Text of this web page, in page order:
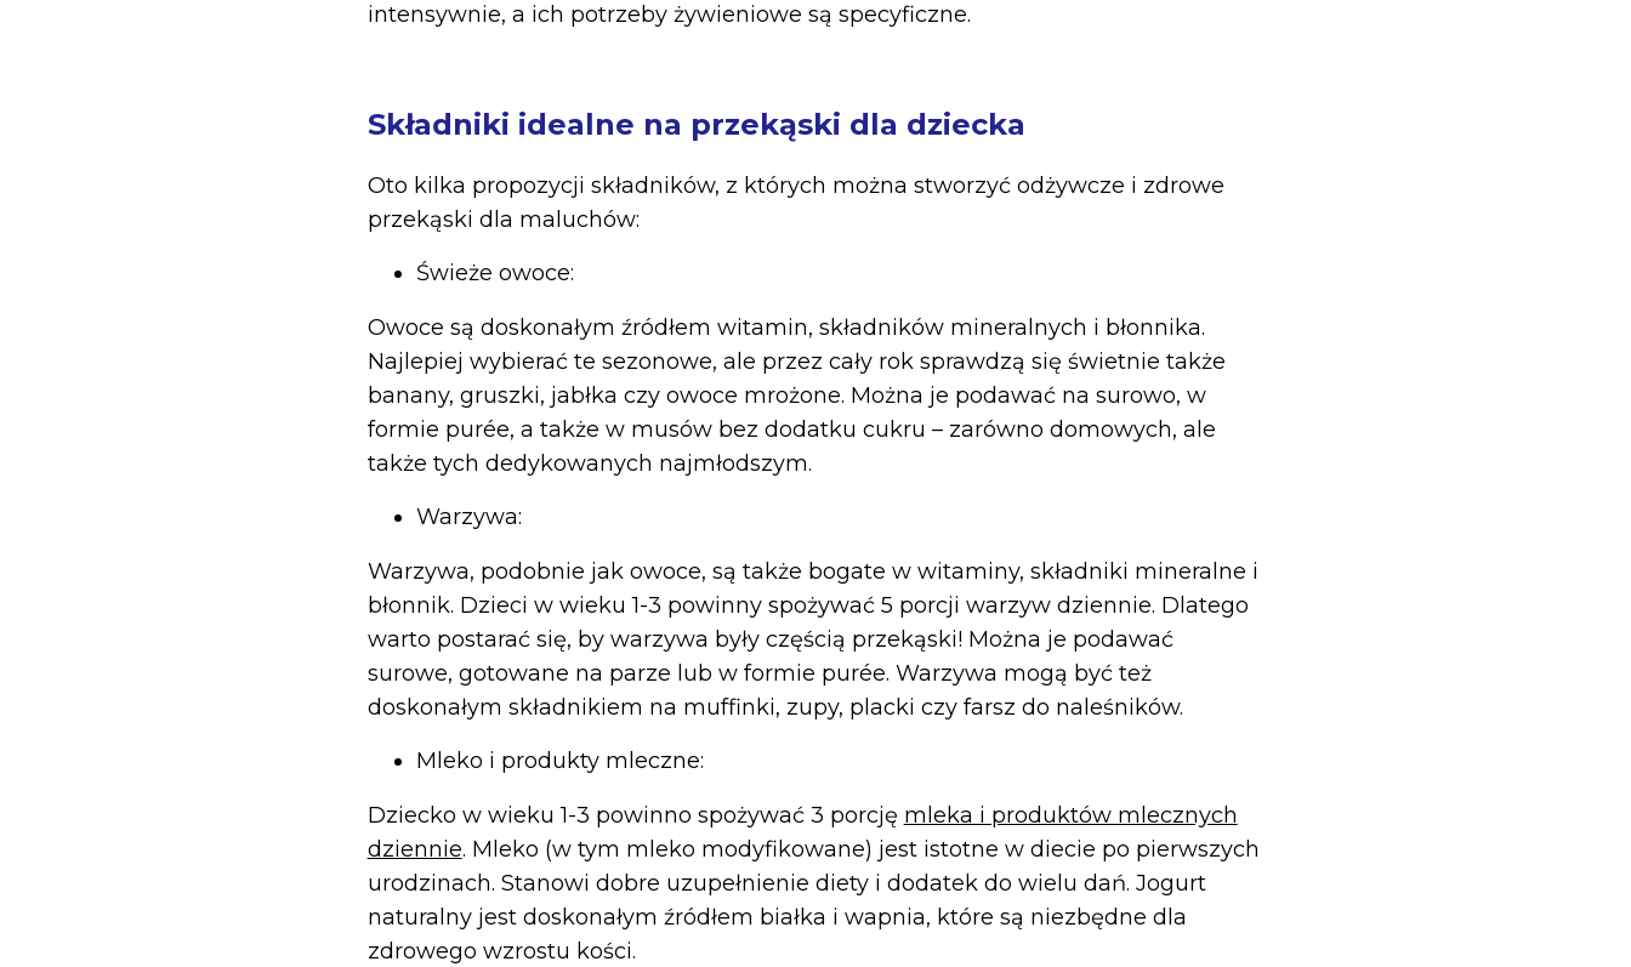
intensywnie, a ich potrzeby żywieniowe są specyficzne.
Składniki idealne na przekąski dla dziecka
Oto kilka propozycji składników, z których można stworzyć odżywcze i zdrowe
przekąski dla maluchów:
Świeże owoce:
Owoce są doskonałym źródłem witamin, składników mineralnych i błonnika.
Najlepiej wybierać te sezonowe, ale przez cały rok sprawdzą się świetnie także
banany, gruszki, jabłka czy owoce mrożone. Można je podawać na surowo, w
formie purée, a także w musów bez dodatku cukru – zarówno domowych, ale
także tych dedykowanych najmłodszym.
Warzywa:
Warzywa, podobnie jak owoce, są także bogate w witaminy, składniki mineralne i
błonnik. Dzieci w wieku 1-3 powinny spożywać 5 porcji warzyw dziennie. Dlatego
warto postarać się, by warzywa były częścią przekąski! Można je podawać
surowe, gotowane na parze lub w formie purée. Warzywa mogą być też
doskonałym składnikiem na muffinki, zupy, placki czy farsz do naleśników.
Mleko i produkty mleczne:
Dziecko w wieku 1-3 powinno spożywać 3 porcję mleka i produktów mlecznych
dziennie. Mleko (w tym mleko modyfikowane) jest istotne w diecie po pierwszych
urodzinach. Stanowi dobre uzupełnienie diety i dodatek do wielu dań. Jogurt
naturalny jest doskonałym źródłem białka i wapnia, które są niezbędne dla
zdrowego wzrostu kości.